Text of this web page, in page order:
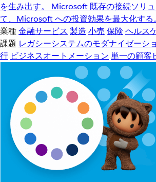
を生み出す。
Microsoft 既存の接続ソリ
て、Microsoft への投資効果を最大化する。
業種金融サービス 製造 小売 保険 ヘルス
課題 レガシーシステムのモダナイゼーシ
行 ビジネスオートメーション 単一の顧客